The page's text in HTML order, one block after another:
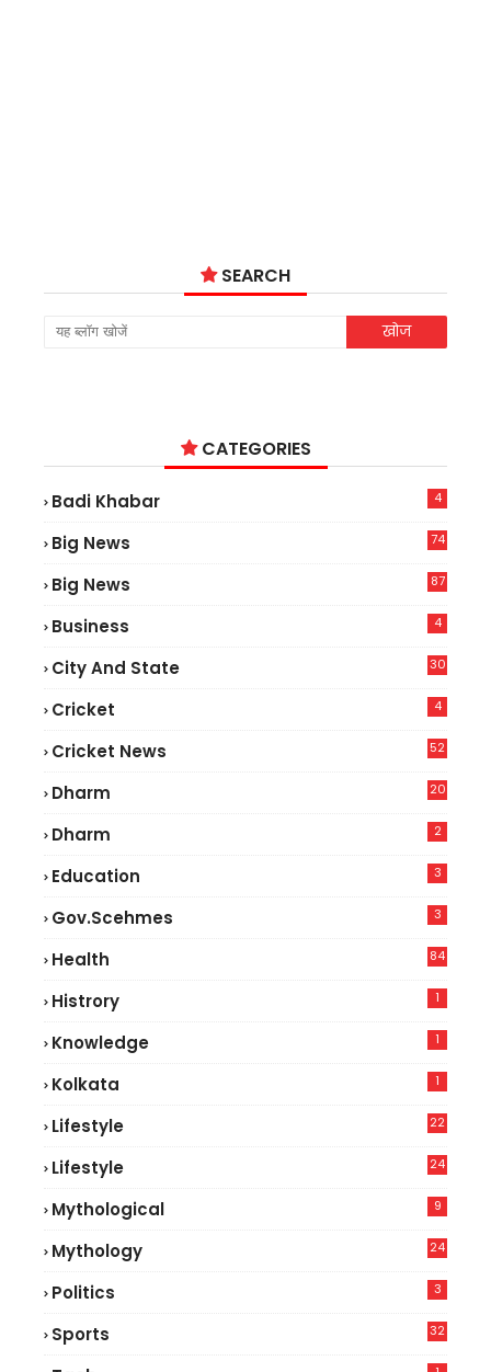
SEARCH
CATEGORIES
Badi Khabar 4
Big News
74
Big News
87
Business 4
City And State 30
Cricket 4
Cricket News
52
Dharm 20
Dharm 2
Education 3
Gov.scehmes 3
Health
84
Histrory 1
Knowledge 1
Kolkata 1
Lifestyle
22
Lifestyle
24
Mythological 9
Mythology 24
Politics 3
Sports 32